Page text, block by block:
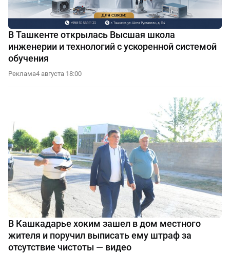
В Ташкенте открылась Высшая школа
инженерии и технологий с ускоренной системой
обучения
Реклама4 августа 18:00
В Кашкадарье хоким зашел в дом местного
жителя и поручил выписать ему штраф за
отсутствие чистоты — видео